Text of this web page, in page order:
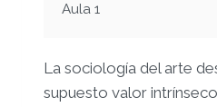
Aula 1
La sociología del arte
supuesto valor